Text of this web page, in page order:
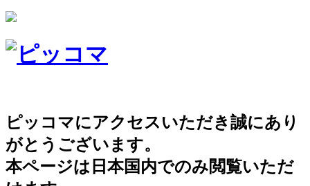
ピッコマにアクセスいただき誠にあり
がとうございます。
本ページは日本国内でのみ閲覧いただ